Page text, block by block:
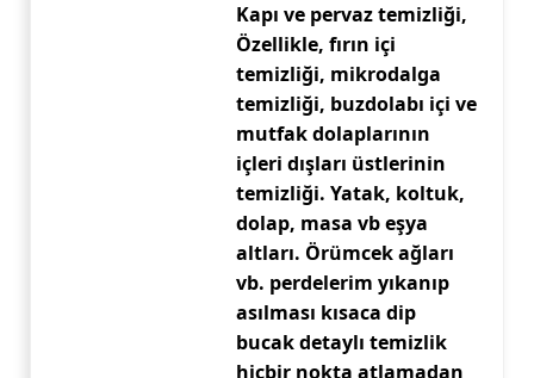
Kapı ve pervaz temizliği,
Özellikle, fırın içi
temizliği, mikrodalga
temizliği, buzdolabı içi ve
mutfak dolaplarının
içleri dışları üstlerinin
temizliği. Yatak, koltuk,
dolap, masa vb eşya
altları. Örümcek ağları
vb. perdelerim yıkanıp
asılması kısaca dip
bucak detaylı temizlik
hiçbir nokta atlamadan